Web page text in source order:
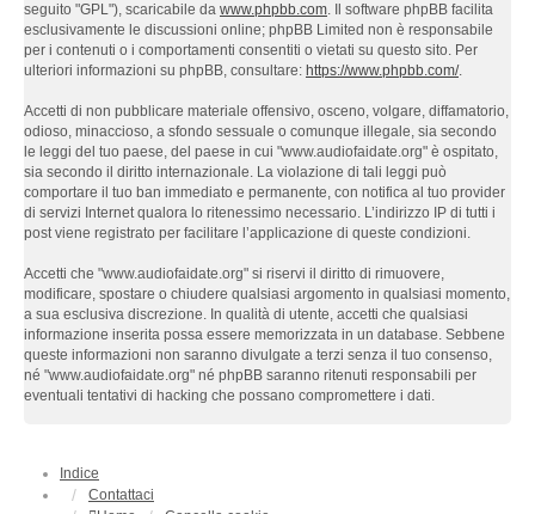
seguito "GPL"), scaricabile da www.phpbb.com. Il software phpBB facilita
esclusivamente le discussioni online; phpBB Limited non è responsabile
per i contenuti o i comportamenti consentiti o vietati su questo sito. Per
ulteriori informazioni su phpBB, consultare: https://www.phpbb.com/.
Accetti di non pubblicare materiale offensivo, osceno, volgare, diffamatorio,
odioso, minaccioso, a sfondo sessuale o comunque illegale, sia secondo
le leggi del tuo paese, del paese in cui "www.audiofaidate.org" è ospitato,
sia secondo il diritto internazionale. La violazione di tali leggi può
comportare il tuo ban immediato e permanente, con notifica al tuo provider
di servizi Internet qualora lo ritenessimo necessario. L’indirizzo IP di tutti i
post viene registrato per facilitare l’applicazione di queste condizioni.
Accetti che "www.audiofaidate.org" si riservi il diritto di rimuovere,
modificare, spostare o chiudere qualsiasi argomento in qualsiasi momento,
a sua esclusiva discrezione. In qualità di utente, accetti che qualsiasi
informazione inserita possa essere memorizzata in un database. Sebbene
queste informazioni non saranno divulgate a terzi senza il tuo consenso,
né "www.audiofaidate.org" né phpBB saranno ritenuti responsabili per
eventuali tentativi di hacking che possano compromettere i dati.
Indice
Contattaci